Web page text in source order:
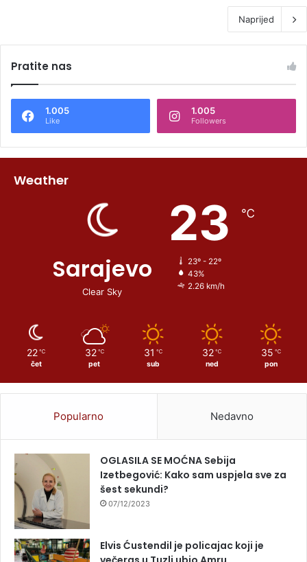
Naprijed
Pratite nas
1.005
Like
1.005
Followers
Weather
Sarajevo
Clear Sky
23 ℃
23º - 22º
43%
2.26 km/h
22 ℃
čet
32 ℃
pet
31 ℃
sub
32 ℃
ned
35 ℃
pon
Popularno Nedavno
OGLASILA SE MOĆNA Sebija
Izetbegović: Kako sam uspjela sve za
šest sekundi?
07/12/2023
Elvis Ćustendil je policajac koji je